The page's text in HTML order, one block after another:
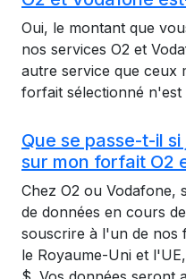
Oui, le montant que
nos services O2 et
autre service que ceux
forfait sélectionné n'est
Que se passe-t-il
sur mon forfait O2
Chez O2 ou Vodafone,
de données en cours
souscrire à l'un de nos
le Royaume-Uni et